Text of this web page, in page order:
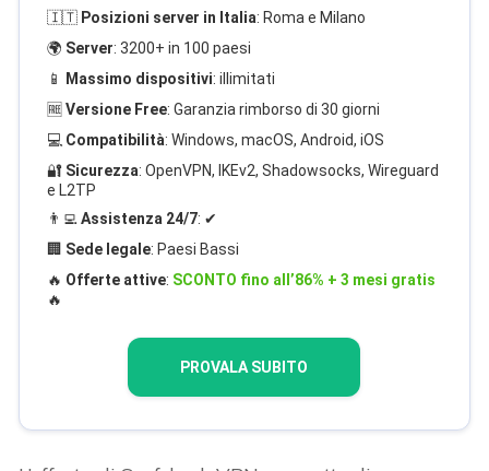
🇮🇹 Posizioni server in Italia: Roma e Milano
🌍 Server: 3200+ in 100 paesi
📱
Massimo dispositivi: illimitati
🆓Versione Free: Garanzia rimborso di 30 giorni
💻 Compatibilità: Windows, macOS, Android, iOS
🔐 Sicurezza: OpenVPN, IKEv2, Shadowsocks, Wireguard
e L2TP
👨‍💻Assistenza 24/7: ✔
🏢 Sede legale: Paesi Bassi
🔥 Offerte attive: SCONTO fino all’86% + 3 mesi gratis
🔥
PROVALA SUBITO